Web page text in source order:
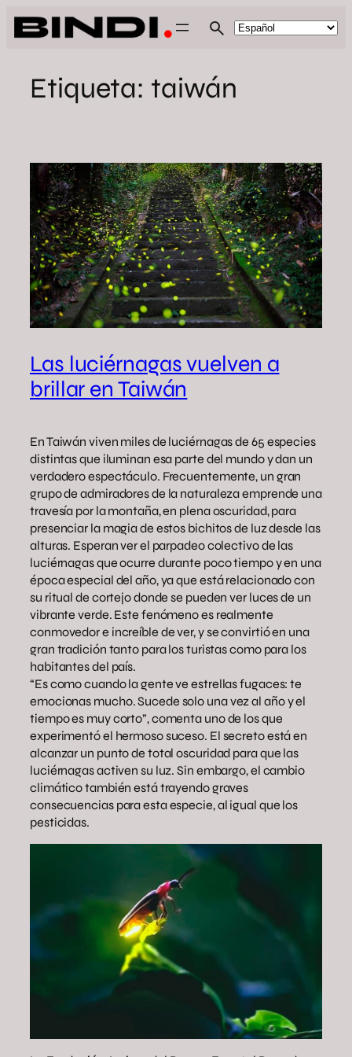
Saltar
al
Etiqueta: taiwán
Las luciérnagas vuelven a
brillar en Taiwán
En Taiwán viven miles de luciérnagas de 65 especies
distintas que iluminan esa parte del mundo y dan un
verdadero espectáculo. Frecuentemente, un gran
grupo de admiradores de la naturaleza emprende una
travesía por la montaña, en plena oscuridad, para
presenciar la magia de estos bichitos de luz desde las
alturas. Esperan ver el parpadeo colectivo de las
luciérnagas que ocurre durante poco tiempo y en una
época especial del año, ya que está relacionado con
su ritual de cortejo donde se pueden ver luces de un
vibrante verde. Este fenómeno es realmente
conmovedor e increíble de ver, y se convirtió en una
gran tradición tanto para los turistas como para los
habitantes del país.
“Es como cuando la gente ve estrellas fugaces: te
emocionas mucho. Sucede solo una vez al año y el
tiempo es muy corto”, comenta uno de los que
experimentó el hermoso suceso. El secreto está en
alcanzar un punto de total oscuridad para que las
luciérnagas activen su luz. Sin embargo, el cambio
climático también está trayendo graves
consecuencias para esta especie, al igual que los
pesticidas.